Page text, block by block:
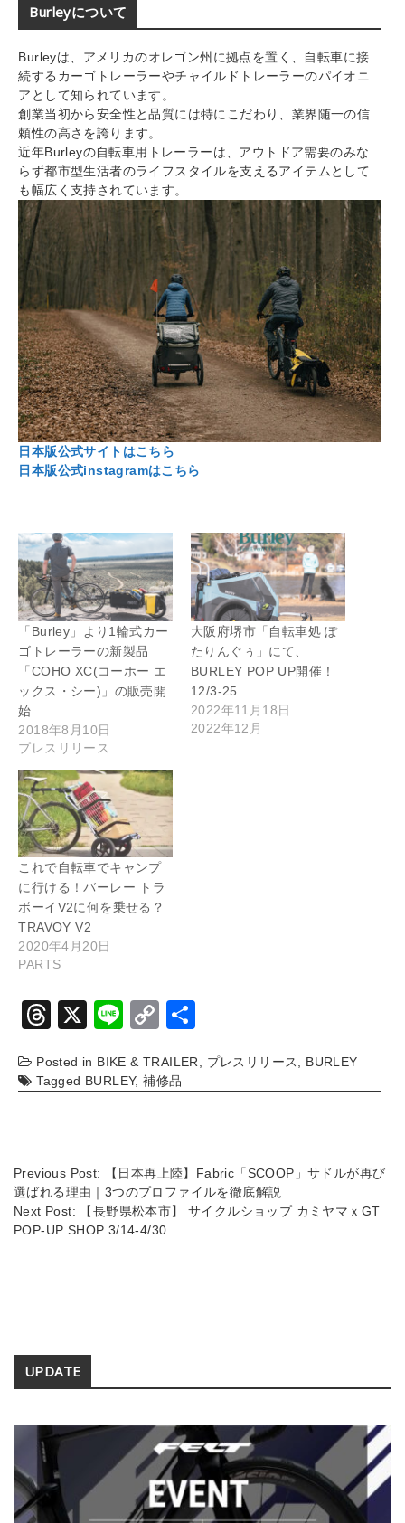
Burleyについて
Burleyは、アメリカのオレゴン州に拠点を置く、自転車に接
続するカーゴトレーラーやチャイルドトレーラーのパイオニ
アとして知られています。
創業当初から安全性と品質には特にこだわり、業界随一の信
頼性の高さを誇ります。
近年Burleyの自転車用トレーラーは、アウトドア需要のみな
らず都市型生活者のライフスタイルを支えるアイテムとして
も幅広く支持されています。
日本版公式サイトはこちら
日本版公式instagramはこちら
「Burley」より1輪式カー
ゴトレーラーの新製品
「COHO XC(コーホー エ
ックス・シー)」の販売開
始
2018年8月10日
プレスリリース
大阪府堺市「自転車処 ぽ
たりんぐぅ」にて、
BURLEY POP UP開催！
12/3-25
2022年11月18日
2022年12月
これで自転車でキャンプ
に行ける！バーレー トラ
ボーイV2に何を乗せる？
TRAVOY V2
2020年4月20日
PARTS
T
e
a
X
Li
e
C
p
y
n
k
Posted in BIKE & TRAILER プレスリリース
BURLEY
Tagged BURLEY,補修品
Previous Post:
【日本再上陸】Fabric「SCOOP」サドルが再び
選ばれる理由｜3つのプロファイルを徹底解説
Next Post:
【長野県松本市】 サイクルショップ カミヤマｘGT
POP-UP SHOP 3/14-4/30
Secondary
UPDATE